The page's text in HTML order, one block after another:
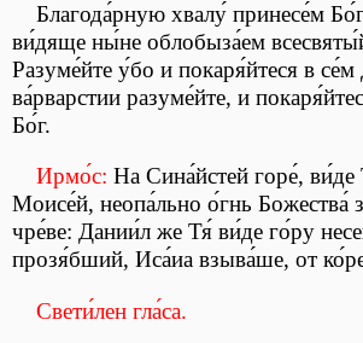
Благода́рную хвалу́ принесе́м
ви́дяще ны́не облобыза́ем
Разуме́йте у́бо и покаря́йтеся в
ва́рварстии разуме́йте, и
Бо́г.
Ирмо́с: На Сина́йстей горе́, ви́де
Моисе́й, неопа́льно о́гнь Божества́
чре́ве: Дании́л же Тя́ ви́де го́ру
прозя́бший, Иса́иа взыва́ше, от
Свети́лен гла́са.